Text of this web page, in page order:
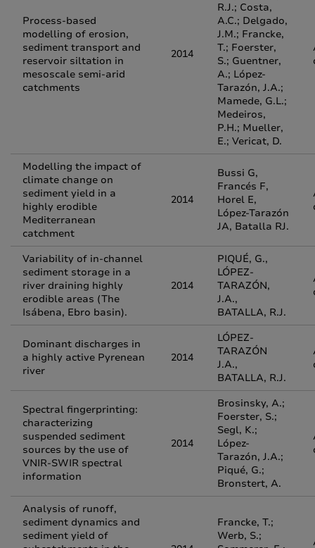
Process-based
modelling of erosion,
sediment transport and
reservoir siltation in
mesoscale semi-arid
catchments
2014
R.J.; Costa,
A.C.; Delgado,
J.M.; Francke,
T.; Foerster,
S.; Guentner,
A.; López-
Tarazón, J.A.;
Mamede, G.L.;
Medeiros,
P.H.; Mueller,
E.; Vericat, D.
Modelling the impact of
climate change on
sediment yield in a
highly erodible
Mediterranean
catchment
2014
Bussi G,
Francés F,
Horel E,
López-Tarazón
JA, Batalla RJ.
Variability of in-channel
sediment storage in a
river draining highly
erodible areas (The
Isábena, Ebro basin).
2014
PIQUÉ, G.,
LÓPEZ-
TARAZÓN,
J.A.,
BATALLA, R.J.
Dominant discharges in
a highly active Pyrenean
river
2014
LÓPEZ-
TARAZÓN
J.A.,
BATALLA, R.J.
Spectral fingerprinting:
characterizing
suspended sediment
sources by the use of
VNIR-SWIR spectral
information
2014
Brosinsky, A.;
Foerster, S.;
Segl, K.;
López-
Tarazón, J.A.;
Piqué, G.;
Bronstert, A.
Analysis of runoff,
sediment dynamics and
sediment yield of
Francke, T.;
Werb, S.;